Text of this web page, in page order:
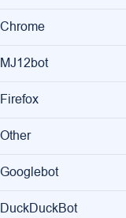
Chrome
MJ12bot
Firefox
Other
Googlebot
DuckDuckBot